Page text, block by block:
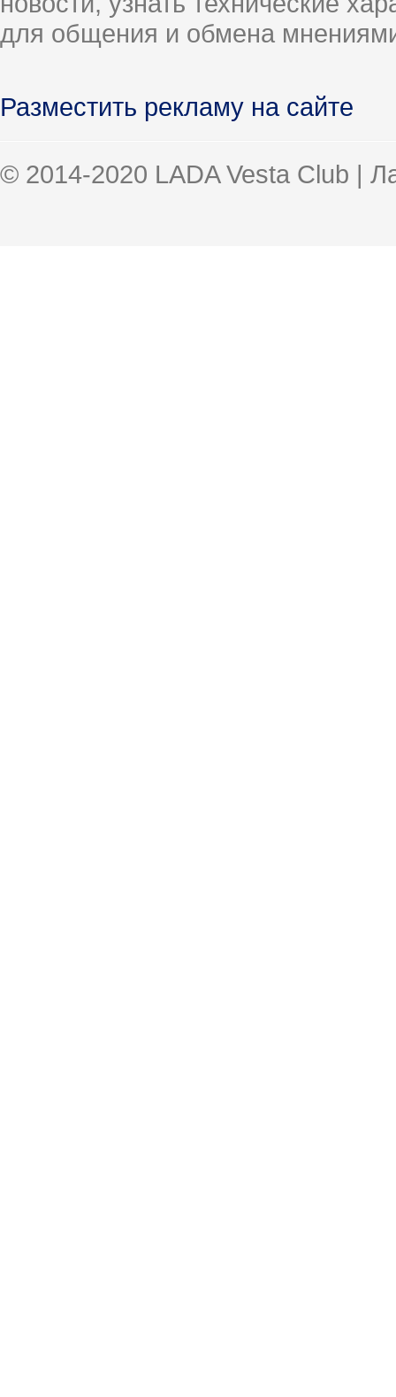
для общения и обмена
Разместить рекламу на сайте
© 2014-2020 LADA Vesta Club |